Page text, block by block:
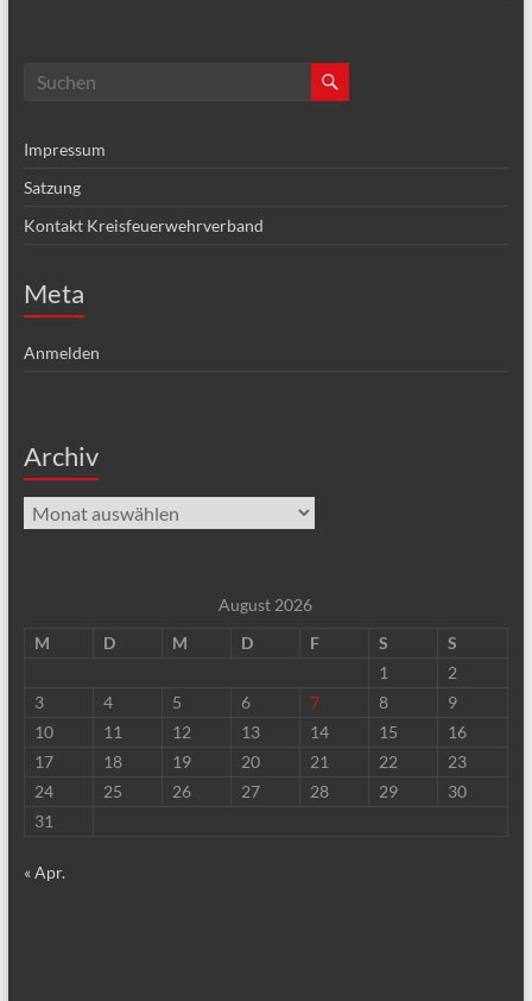
Impressum
Satzung
Kontakt Kreisfeuerwehrverband
Meta
Anmelden
Archiv
Archiv
August 2026
M
D M D F S
S
1
2
3
4 5 6 7 8
9
10
11 12 13 14 15
16
17
18 19 20 21 22
23
24
25 26 27 28 29
30
31
« Apr.